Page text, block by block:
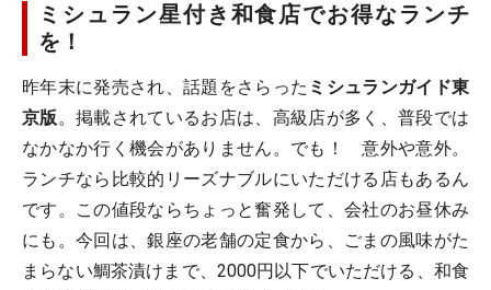
ミシュラン星付き和食店でお得なランチ
を！
昨年末に発売され、話題をさらった ミシュランガイド東
京版。掲載されているお店は、高級店が多く、普段では
なかなか行く機会がありません。でも！ 意外や意外。
ランチなら比較的リーズナブルにいただける店もあるん
です。この値段ならちょっと奮発して、会社のお昼休み
にも。今回は、銀座の老舗の定食から、ごまの風味がた
まらない鯛茶漬けまで、2000円以下でいただける、和食